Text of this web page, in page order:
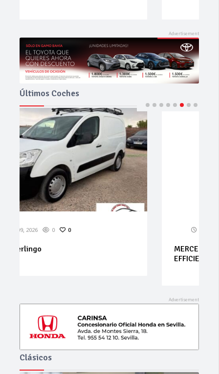
Últimos Coches
Ago 08, 2026
MERCEDES – Clase B – B 180 CDI Blue
Clásicos